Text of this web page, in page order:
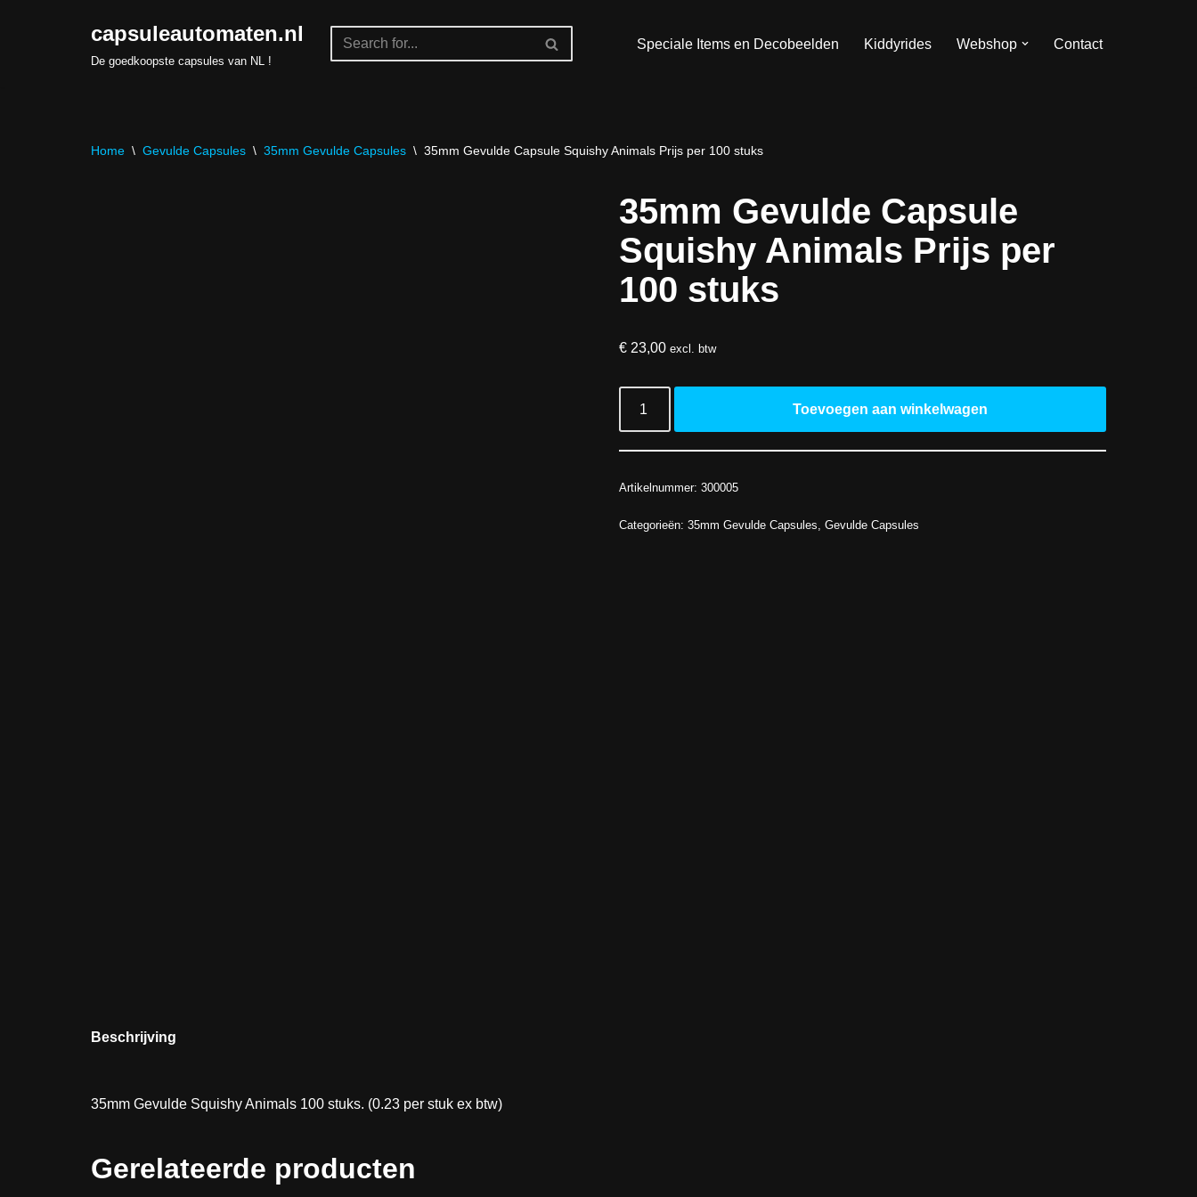
capsuleautomaten.nl
De goedkoopste capsules van NL !
Speciale Items en Decobeelden Kiddyrides Webshop Contact
Home \ Gevulde Capsules \ 35mm Gevulde Capsules \ 35mm Gevulde Capsule Squishy Animals Prijs per 100 stuks
35mm Gevulde Capsule
Squishy Animals Prijs per
100 stuks
€23,00 excl. btw
Toevoegen aan winkelwagen
Artikelnummer: 300005
Categorieën: 35mm Gevulde Capsules, Gevulde Capsules
Beschrijving
35mm Gevulde Squishy Animals 100 stuks. (0.23 per stuk ex btw)
Gerelateerde producten